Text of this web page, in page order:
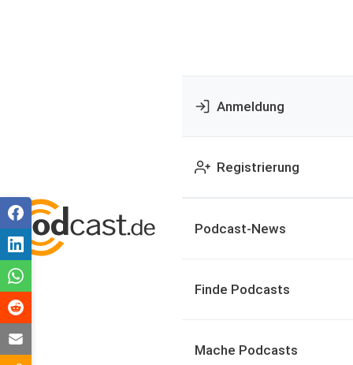
Anmeldung
Registrierung
Podcast-News
Finde Podcasts
Mache Podcasts